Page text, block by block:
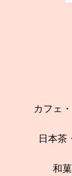
カフェ
日本茶
和